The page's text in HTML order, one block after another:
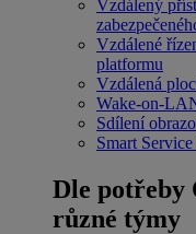
Vzdálený
Vzdálené
platformu
Vzdálená
Wake-on-
Sdílení
Smart Service
Dle potřeby
různé týmy